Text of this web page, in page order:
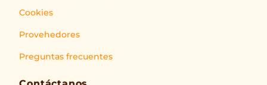
Cookies
Provehedores
Preguntas frecuentes